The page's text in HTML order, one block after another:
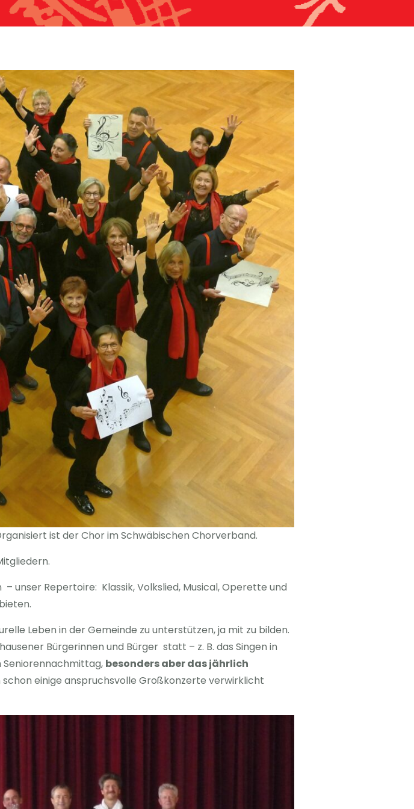
ist der Chor im Schwäbischen Chorverband.
unser Repertoire: Klassik, Volkslied, Musical, Operette und
Leben in der Gemeinde zu unterstützen, ja mit zu bilden.
Bürgerinnen und Bürger statt – z. B. das Singen in
Seniorennachmittag, besonders aber das jährlich
einige anspruchsvolle Großkonzerte verwirklicht